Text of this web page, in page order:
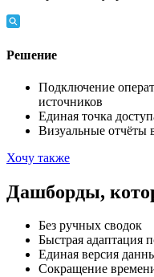
Решение
Подключение
источников
Единая точка
Визуальные отчёты
Хочу также
Дашборды,
Без ручных сводок
Быстрая адаптация
Единая версия
Сокращение